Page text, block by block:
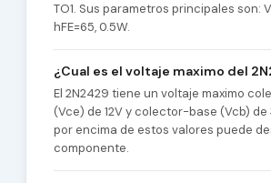
TO1. Sus parametros principales son:
hFE=65, 0.5W.
¿Cual es el voltaje maximo del
El 2N2429 tiene un voltaje maximo
(Vce) de 12V y colector-base (Vcb) de
por encima de estos valores puede
componente.